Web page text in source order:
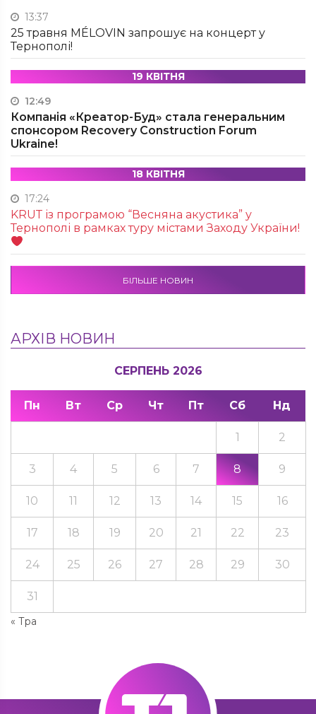
13:37
25 травня MÉLOVIN запрошує на концерт у
Тернополі!
19 КВІТНЯ
12:49
Компанія «Креатор-Буд» стала генеральним
спонсором Recovery Construction Forum
Ukraine!
18 КВІТНЯ
17:24
KRUТ із програмою “Весняна акустика” у
Тернополі в рамках туру містами Заходу України!
БІЛЬШЕ НОВИН
АРХІВ НОВИН
СЕРПЕНЬ 2026
Пн Вт Ср Чт Пт Сб Нд
« Тра
1 2
3 4 5 6 7 8 9
10 11 12 13 14 15 16
17 18 19 20 21 22 23
24 25 26 27 28 29 30
31